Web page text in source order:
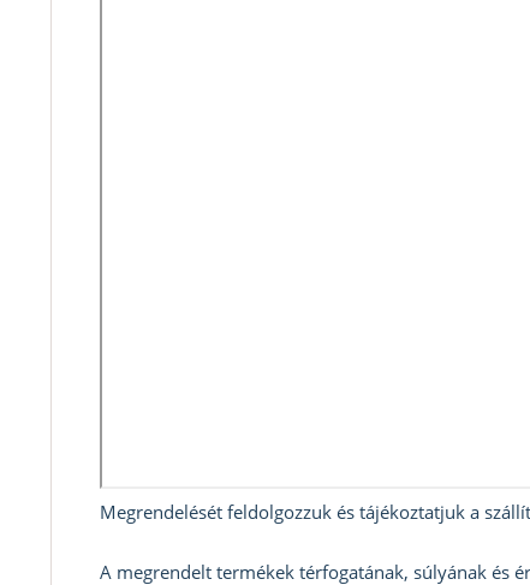
Megrendelését feldolgozzuk és tájékoztatjuk a
A megrendelt termékek térfogatának, súlyának és